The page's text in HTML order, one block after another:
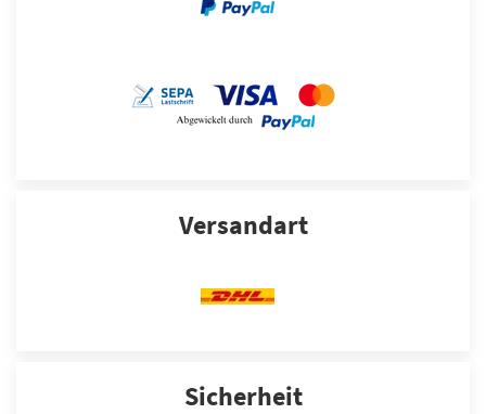
Versandart
Sicherheit